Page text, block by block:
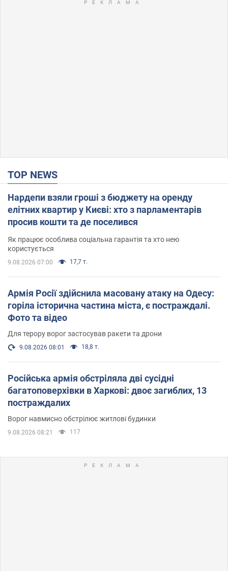
TOP NEWS
Нардепи взяли гроші з бюджету на оренду
елітних квартир у Києві: хто з парламентарів
просив кошти та де поселився
Як працює особлива соціальна гарантія та хто нею
користується
9.08.2026 07:00 17,7 т.
Армія Росії здійснила масовану атаку на Одесу:
горіла історична частина міста, є постраждалі.
Фото та відео
Для терору ворог застосував ракети та дрони
9.08.2026 08:01 18,8 т.
Російська армія обстріляла дві сусідні
багатоповерхівки в Харкові: двоє загиблих, 13
постраждалих
Ворог навмисно обстрілює житлові будинки
9.08.2026 08:21 117